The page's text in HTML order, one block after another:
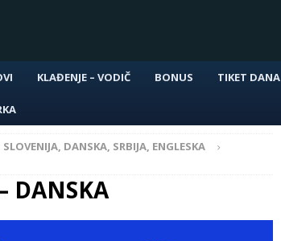
KLAĐENJE – VODIČ BONUS TIKET DANA
SLOVENIJA, DANSKA, SRBIJA, ENGLESKA
DANSKA